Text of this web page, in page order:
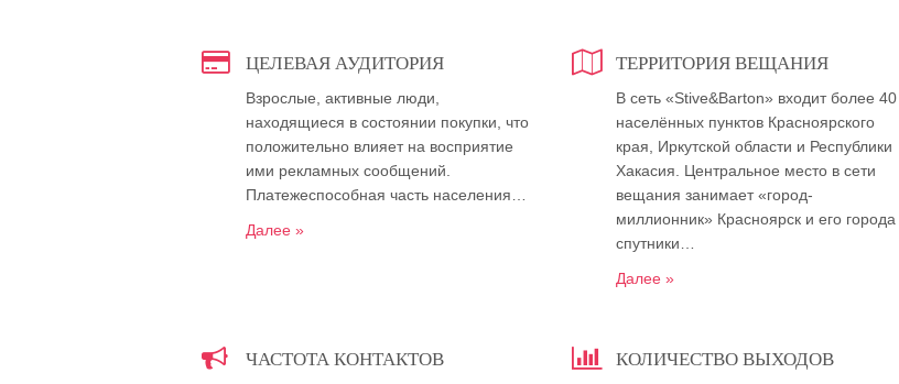
ЦЕЛЕВАЯ АУДИТОРИЯ
Взрослые, активные люди,
находящиеся в состоянии покупки, что
положительно влияет на восприятие
ими рекламных сообщений.
Платежеспособная часть населения…
Далее »
ТЕРРИТОРИЯ ВЕЩАНИЯ
В сеть «Stive&Barton» входит более 40
населённых пунктов Красноярского
края, Иркутской области и Республики
Хакасия. Центральное место в сети
вещания занимает «город-
миллионник» Красноярск и его города
спутники…
Далее »
ЧАСТОТА КОНТАКТОВ КОЛИЧЕСТВО ВЫХОДОВ